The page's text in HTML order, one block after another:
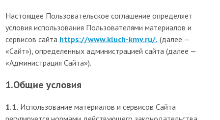
Настоящее Пользовательское соглашение определяет
условия использования Пользователями материалов и
сервисов сайта https://www.kluch-kmv.ru/. (далее —
«Сайт»), определенных администрацией сайта (далее —
«Администрация Сайта»).
1.Общие условия
1.1. Использование материалов и сервисов Сайта